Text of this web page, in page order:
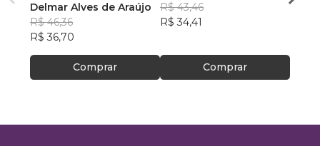
ambiente
Delmar Alves de Araújo
R$ 46,36
R$ 36,70
Comprar
R$ 43,46
R$ 34,41
Comprar